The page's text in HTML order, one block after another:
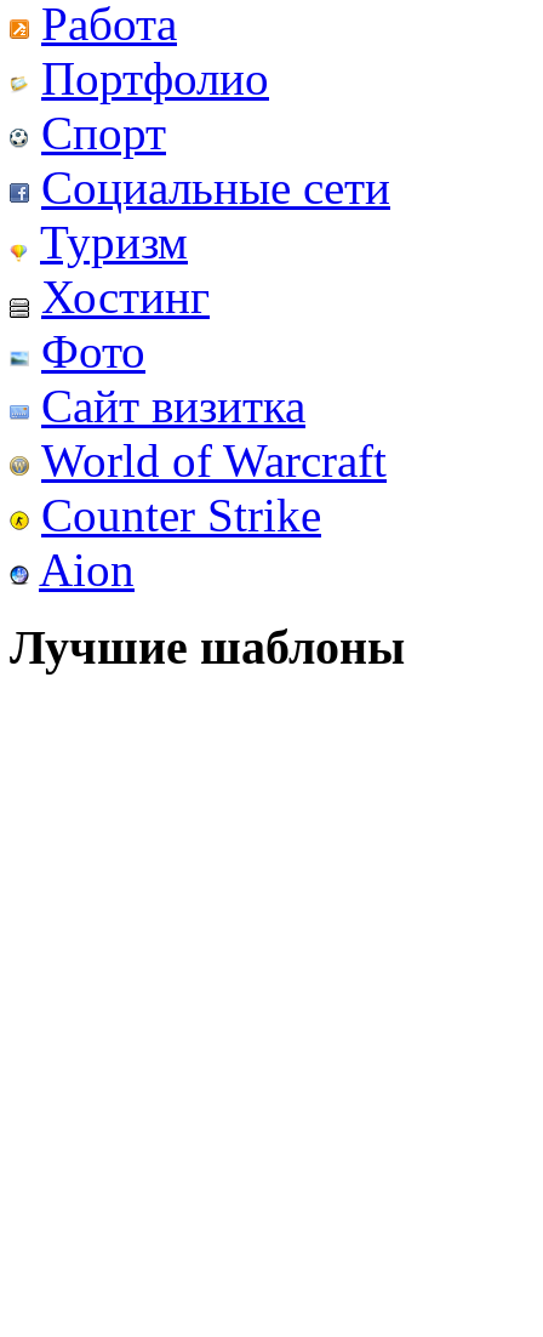
Работа
Портфолио
Спорт
Социальные сети
Туризм
Хостинг
Фото
Сайт визитка
World of Warcraft
Counter Strike
Aion
Лучшие шаблоны